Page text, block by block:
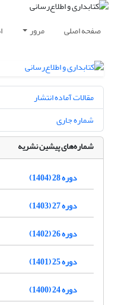
صفحه اصلی مرور
مقالات آماده انتشار
شماره جاری
شماره‌های پیشین نشریه
دوره 28 (1404)
دوره 27 (1403)
دوره 26 (1402)
دوره 25 (1401)
دوره 24 (1400)